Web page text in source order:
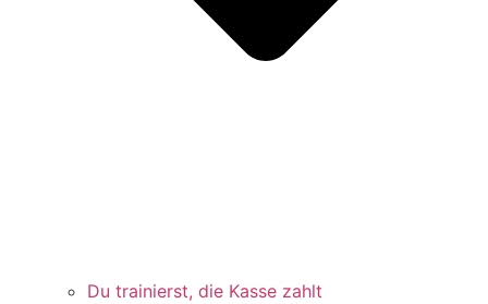
Du trainierst, die Kasse zahlt